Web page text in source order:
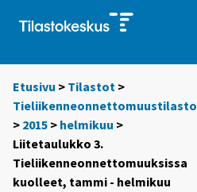
Etusivu > Tilastot >
Tieliikenneonnettomuustilasto
> 2015 > helmikuu >
Liitetaulukko 3.
Tieliikenneonnettomuuksissa
kuolleet, tammi - helmikuu